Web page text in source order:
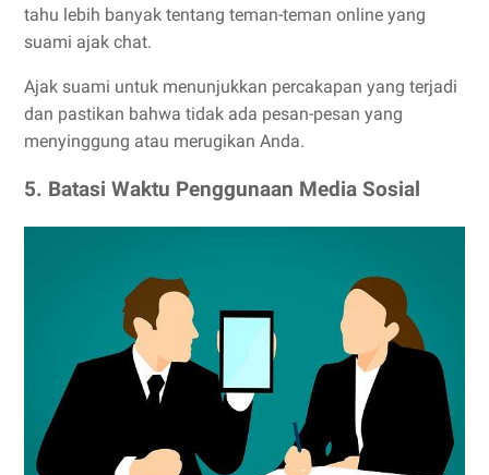
tahu lebih banyak tentang teman-teman online yang
suami ajak chat.
Ajak suami untuk menunjukkan percakapan yang terjadi
dan pastikan bahwa tidak ada pesan-pesan yang
menyinggung atau merugikan Anda.
5. Batasi Waktu Penggunaan Media Sosial